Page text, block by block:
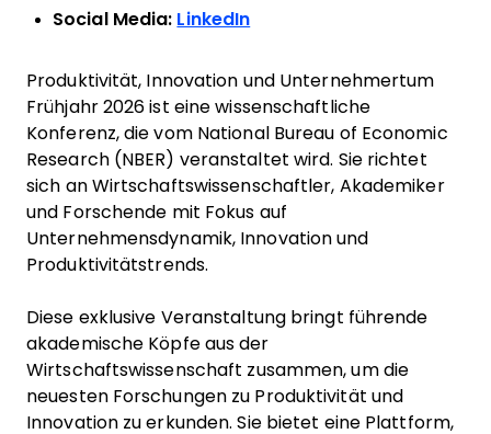
Social Media: LinkedIn
Produktivität, Innovation und Unternehmertum
Frühjahr 2026 ist eine wissenschaftliche
Konferenz, die vom National Bureau of Economic
Research (NBER) veranstaltet wird. Sie richtet
sich an Wirtschaftswissenschaftler, Akademiker
und Forschende mit Fokus auf
Unternehmensdynamik, Innovation und
Produktivitätstrends.
Diese exklusive Veranstaltung bringt führende
akademische Köpfe aus der
Wirtschaftswissenschaft zusammen, um die
neuesten Forschungen zu Produktivität und
Innovation zu erkunden. Sie bietet eine Plattform,